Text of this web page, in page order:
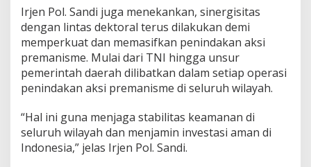
a
n
0
8
9
6
8
3
3
3
6
Irjen Pol. Sandi juga menekankan, sinergisitas
dengan lintas dektoral terus dilakukan demi
memperkuat dan memasifkan penindakan aksi
premanisme. Mulai dari TNI hingga unsur
pemerintah daerah dilibatkan dalam setiap operasi
penindakan aksi premanisme di seluruh wilayah.
“Hal ini guna menjaga stabilitas keamanan di
seluruh wilayah dan menjamin investasi aman di
Indonesia,” jelas Irjen Pol. Sandi.